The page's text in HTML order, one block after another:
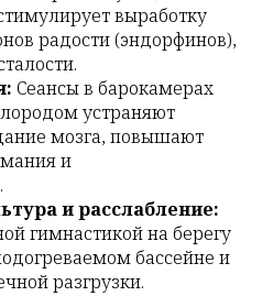
выработку
радости (эндорфинов),
Сеансы в барокамерах
устраняют
мозга, повышают
и
и расслабление:
гимнастикой на берегу
бассейне и
разгрузки.